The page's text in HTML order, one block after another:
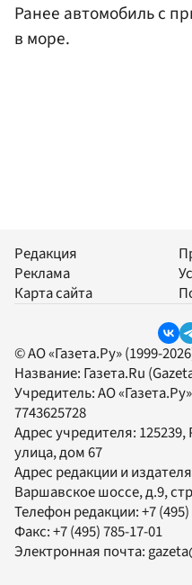
Ранее автомобиль с
в море.
Редакция
Реклама
Карта сайта
© АО «Газета.Ру» (1999-
Название: Газета.Ru
Учредитель:АО «Газета.Ру»
7743625728
Адрес учредителя:
улица, дом 67
Адрес редакции и
Варшавское шоссе, д.9,
Телефон редакции:+7
Факс:+7 (495) 785-17-01
Электронная почта: